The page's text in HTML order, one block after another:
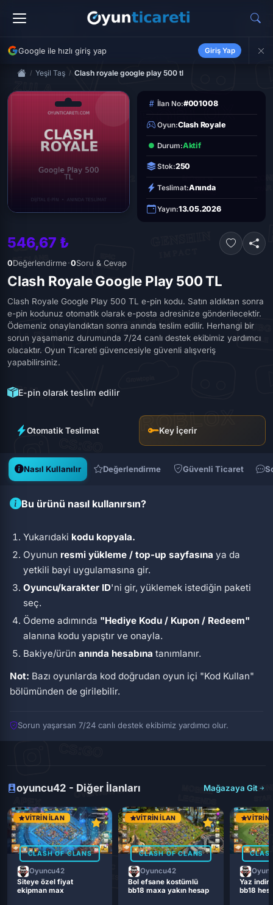
Google ile hızlı giriş yap Giriş Yap
Yeşil Taş Clash royale google play 500 tl
İlan No:#001008
Oyun:Clash Royale
Durum:Aktif
Stok:250
Teslimat:Anında
Yayın:13.05.2026
546,67 ₺
0Değerlendirme ·0Soru & Cevap
Clash Royale Google Play 500 TL
Clash Royale Google Play 500 TL e-pin kodu. Satın aldıktan sonra
e-pin kodunuz otomatik olarak e-posta adresinize gönderilecektir.
Ödemeniz onaylandıktan sonra anında teslim edilir. Herhangi bir
sorun yaşamanız durumunda 7/24 canlı destek ekibimiz yardımcı
olacaktır. Oyun Ticareti güvencesiyle güvenli alışveriş
yapabilirsiniz.
E-pin olarak teslim edilir
Otomatik Teslimat Key İçerir
Nasıl Kullanılır Değerlendirme Güvenli Ticaret
Bu ürünü nasıl kullanırsın?
Yukarıdaki kodu kopyala.
Oyunun resmi yükleme / top-up sayfasına ya da
yetkili bayi uygulamasına gir.
Oyuncu/karakter ID'ni gir, yüklemek istediğin paketi
seç.
Ödeme adımında "Hediye Kodu / Kupon / Redeem"
alanına kodu yapıştır ve onayla.
Bakiye/ürünanında hesabına tanımlanır.
Not: Bazı oyunlarda kod doğrudan oyun içi "Kod Kullan"
bölümünden de girilebilir.
Sorun yaşarsan 7/24 canlı destek ekibimiz yardımcı olur.
oyuncu42 - Diğer İlanları Mağazaya Git
VITRIN İLAN
CLASH OF CLANS
Oyuncu42
Siteye özel fiyat
ekipman max
VITRIN İLAN
CLASH OF CLANS
Oyuncu42
Bol efsane kostümlü
bb18 maxa yakın hesap
VITRIN
Yaz
bb18